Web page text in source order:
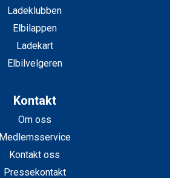
Ladeklubben
Elbilappen
Ladekart
Elbilvelgeren
Kontakt
Om oss
Medlemsservice
Kontakt oss
Pressekontakt